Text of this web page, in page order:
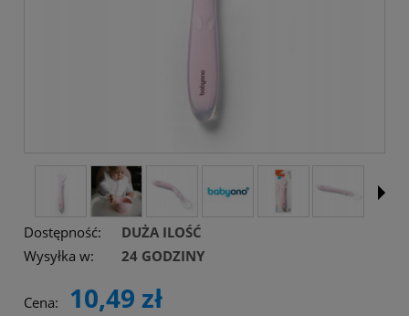
Dostępność:
DUŻA ILOŚĆ
Wysyłka w:
24 GODZINY
Cena: 10,49 zł